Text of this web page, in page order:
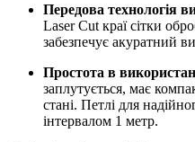
Передова технологія
Laser Cut краї сітки
забезпечує акуратний
Простота в
заплутується, має
стані. Петлі для
інтервалом 1 метр.